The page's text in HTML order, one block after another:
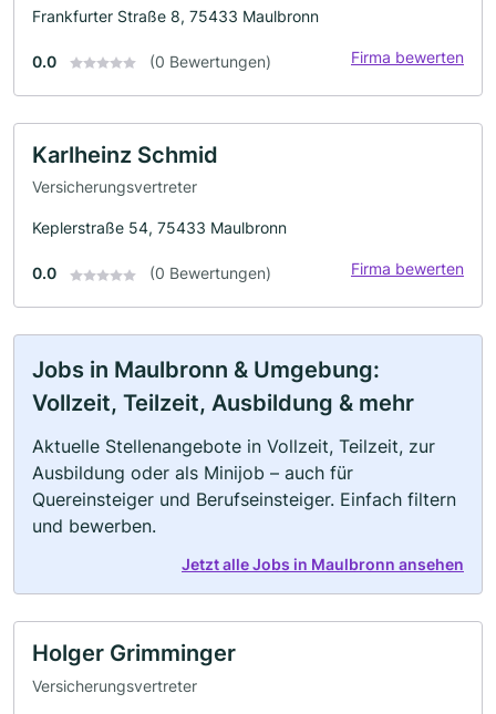
Frankfurter Straße 8, 75433 Maulbronn
0.0 (0 Bewertungen) Firma bewerten
Karlheinz Schmid
Versicherungsvertreter
Keplerstraße 54, 75433 Maulbronn
0.0 (0 Bewertungen) Firma bewerten
Jobs in Maulbronn & Umgebung:
Vollzeit, Teilzeit, Ausbildung & mehr
Aktuelle Stellenangebote in Vollzeit, Teilzeit, zur
Ausbildung oder als Minijob – auch für
Quereinsteiger und Berufseinsteiger. Einfach filtern
und bewerben.
Jetzt alle Jobs in Maulbronn ansehen
Holger Grimminger
Versicherungsvertreter